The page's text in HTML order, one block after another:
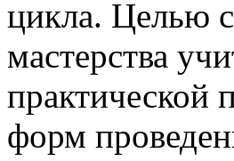
цикла. Целью
мастерства
практической
форм